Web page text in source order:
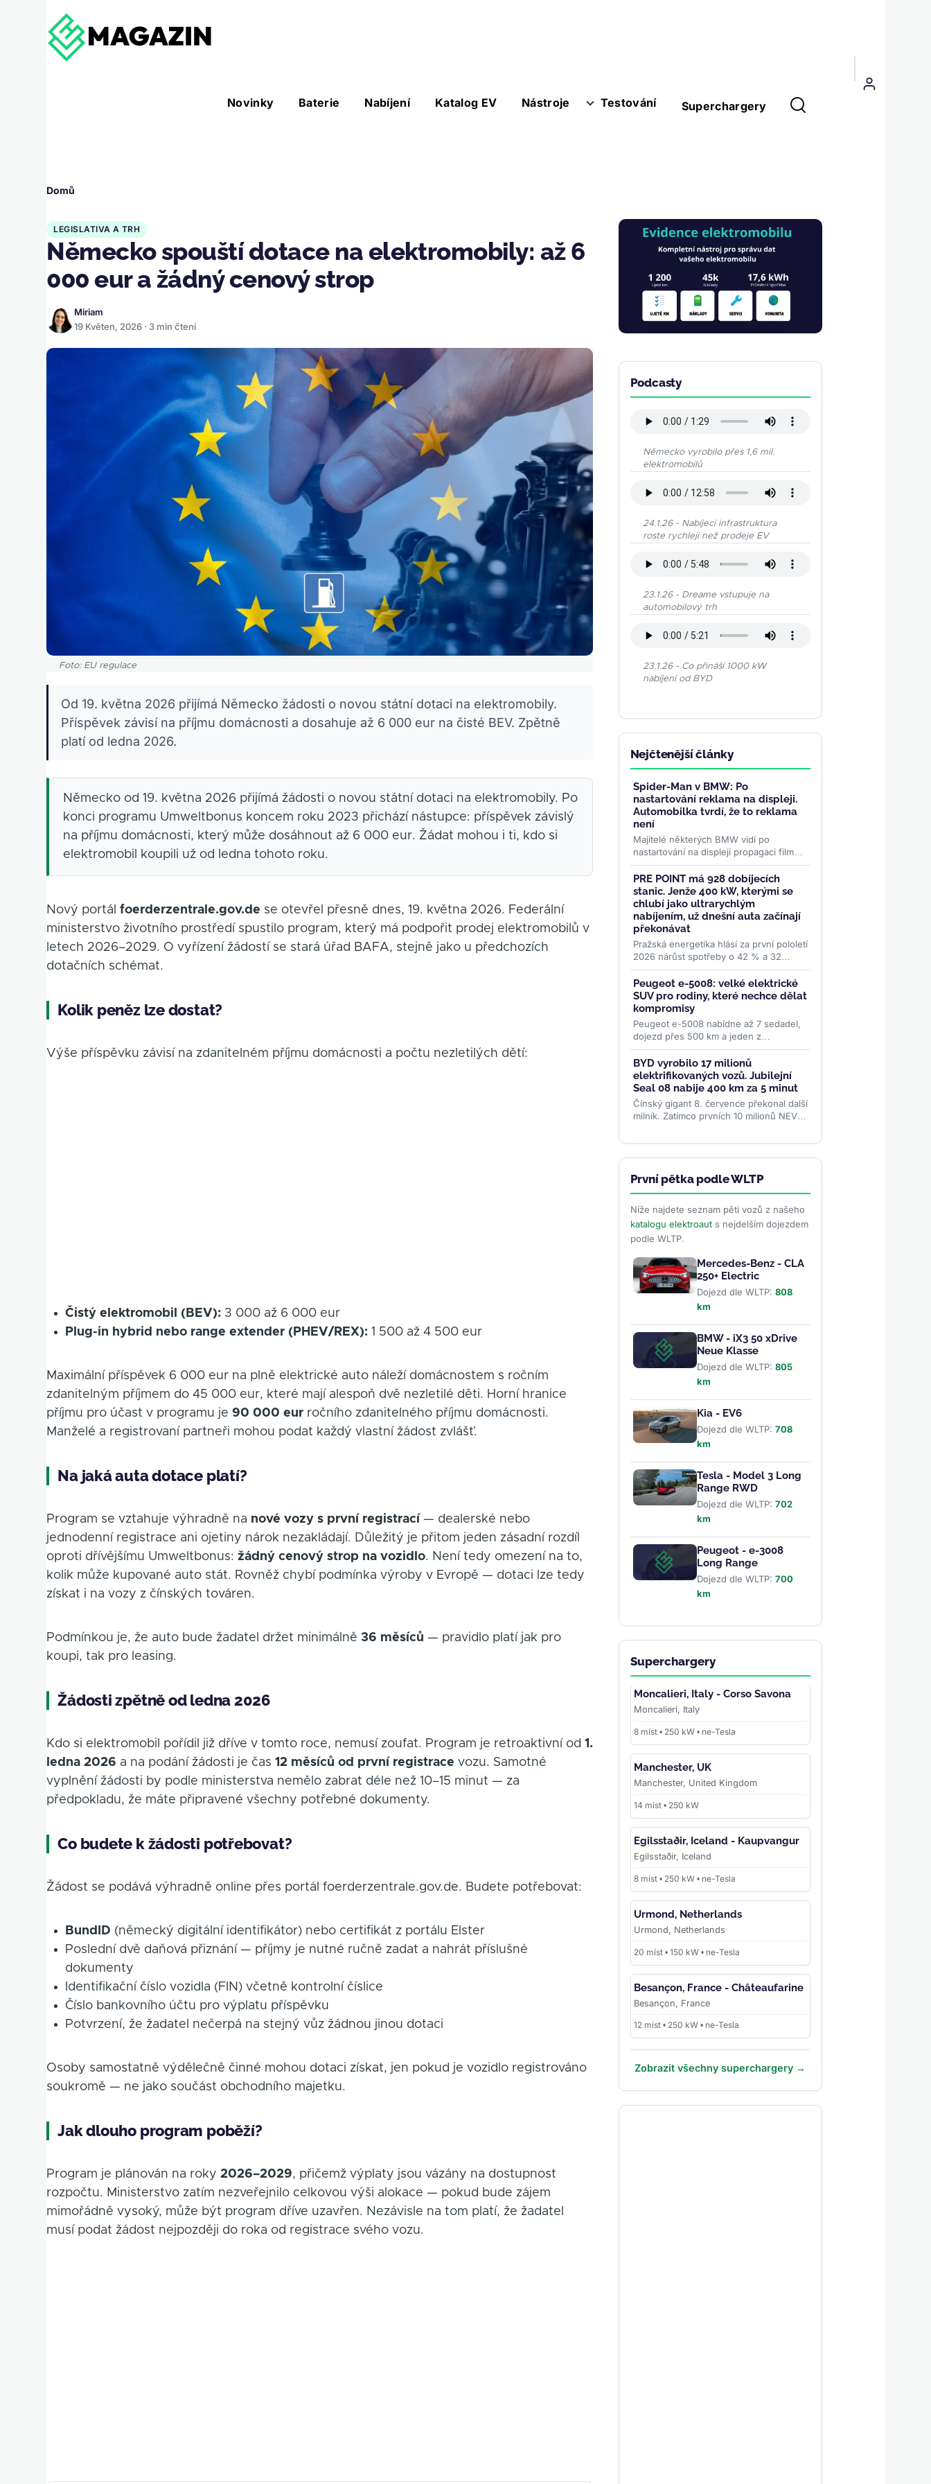
Hlavní
Novinky Baterie Nabíjení Katalog EV Nástroje
Nástroje sub-navigation Testování Superchargery
Menu
uživatelského
Drobečková
navigace
Domů
LEGISLATIVA A TRH
Německo spouští dotace na elektromobily: až 6
000 eur a žádný cenový strop
Miriam
19 Květen, 2026 · 3 min čtení
Foto: EU regulace
Od 19. května 2026 přijímá Německo žádosti o novou státní dotaci na elektromobily.
Příspěvek závisí na příjmu domácnosti a dosahuje až 6 000 eur na čisté BEV. Zpětně
platí od ledna 2026.
Německo od 19. května 2026 přijímá žádosti o novou státní dotaci na elektromobily. Po
konci programu Umweltbonus koncem roku 2023 přichází nástupce: příspěvek závislý
na příjmu domácnosti, který může dosáhnout až 6 000 eur. Žádat mohou i ti, kdo si
elektromobil koupili už od ledna tohoto roku.
Nový portálfoerderzentrale.gov.de se otevřel přesně dnes, 19. května 2026. Federální
ministerstvo životního prostředí spustilo program, který má podpořit prodej elektromobilů v
letech 2026–2029. O vyřízení žádostí se stará úřad BAFA, stejně jako u předchozích
dotačních schémat.
Kolik peněz lze dostat?
Výše příspěvku závisí na zdanitelném příjmu domácnosti a počtu nezletilých dětí:
Čistý elektromobil (BEV): 3 000 až 6 000 eur
Plug-in hybrid nebo range extender (PHEV/REX): 1 500 až 4 500 eur
Maximální příspěvek 6 000 eur na plně elektrické auto náleží domácnostem s ročním
zdanitelným příjmem do 45 000 eur, které mají alespoň dvě nezletilé děti. Horní hranice
příjmu pro účast v programu je90 000 eur ročního zdanitelného příjmu domácnosti.
Manželé a registrovaní partneři mohou podat každý vlastní žádost zvlášť.
Na jaká auta dotace platí?
Program se vztahuje výhradně na nové vozy s první registrací — dealerské nebo
jednodenní registrace ani ojetiny nárok nezakládají. Důležitý je přitom jeden zásadní rozdíl
oproti dřívějšímu Umweltbonus:žádný cenový strop na vozidlo. Není tedy omezení na to,
kolik může kupované auto stát. Rovněž chybí podmínka výroby v Evropě — dotaci lze tedy
získat i na vozy z čínských továren.
Podmínkou je, že auto bude žadatel držet minimálně36 měsíců — pravidlo platí jak pro
koupi, tak pro leasing.
Žádosti zpětně od ledna 2026
Kdo si elektromobil pořídil již dříve v tomto roce, nemusí zoufat. Program je retroaktivní od1.
ledna 2026 a na podání žádosti je čas12 měsíců od první registrace vozu. Samotné
vyplnění žádosti by podle ministerstva nemělo zabrat déle než 10–15 minut — za
předpokladu, že máte připravené všechny potřebné dokumenty.
Co budete k žádosti potřebovat?
Žádost se podává výhradně online přes portál foerderzentrale.gov.de. Budete potřebovat:
BundID (německý digitální identifikátor) nebo certifikát z portálu Elster
Poslední dvě daňová přiznání — příjmy je nutné ručně zadat a nahrát příslušné
dokumenty
Identifikační číslo vozidla (FIN) včetně kontrolní číslice
Číslo bankovního účtu pro výplatu příspěvku
Potvrzení, že žadatel nečerpá na stejný vůz žádnou jinou dotaci
Osoby samostatně výdělečně činné mohou dotaci získat, jen pokud je vozidlo registrováno
soukromě — ne jako součást obchodního majetku.
Jak dlouho program poběží?
Program je plánován na roky2026–2029, přičemž výplaty jsou vázány na dostupnost
rozpočtu. Ministerstvo zatím nezveřejnilo celkovou výši alokace — pokud bude zájem
mimořádně vysoký, může být program dříve uzavřen. Nezávisle na tom platí, že žadatel
musí podat žádost nejpozději do roka od registrace svého vozu.
Obrázek
Podcasty
Německo vyrobilo přes 1,6 mil.
elektromobilů
24.1.26 - Nabíjecí infrastruktura
roste rychleji než prodeje EV
23.1.26 - Dreame vstupuje na
automobilový trh
23.1.26 - Co přináší 1000 kW
nabíjení od BYD
Nejčtenější články
Spider-Man v BMW: Po
nastartování reklama na displeji.
Automobilka tvrdí, že to reklama
není
Majitelé některých BMW vidí po
nastartování na displeji propagaci filmu
Spider-Man. Automobilka to za reklamu
nepovažuje, řidiči ale mluví...>>
PRE POINT má 928 dobíjecích
stanic. Jenže 400 kW, kterými se
chlubí jako ultrarychlým
nabíjením, už dnešní auta začínají
překonávat
Pražská energetika hlásí za první pololetí
2026 nárůst spotřeby o 42 % a 32
nových stanic. Síť PRE POINT má už 928
stanic a 1 468...>>
Peugeot e-5008: velké elektrické
SUV pro rodiny, které nechce dělat
kompromisy
Peugeot e-5008 nabídne až 7 sedadel,
dojezd přes 500 km a jeden z
nejkrásnějších interiérů v segmentu. V
Česku ho pořídíte od 1,2...>>
BYD vyrobilo 17 milionů
elektrifikovaných vozů. Jubilejní
Seal 08 nabije 400 km za 5 minut
Čínský gigant 8. července překonal další
milník. Zatímco prvních 10 milionů NEV
necelých...>>
První pětka podle WLTP
Níže najdete seznam pěti vozů z našeho
katalogu elektroauts nejdelším dojezdem
podle WLTP.
Mercedes-Benz - CLA
250+ Electric
Dojezd dle WLTP: 808
km
BMW - iX3 50 xDrive
Neue Klasse
Dojezd dle WLTP: 805
km
Kia - EV6
Dojezd dle WLTP: 708
km
Tesla - Model 3 Long
Range RWD
Dojezd dle WLTP: 702
km
Peugeot - e-3008
Long Range
Dojezd dle WLTP: 700
km
Superchargery
Moncalieri, Italy - Corso Savona
Moncalieri, Italy
8 míst • 250 kW • ne-Tesla
Manchester, UK
Manchester, United Kingdom
14 míst • 250 kW
Egilsstaðir, Iceland - Kaupvangur
Egilsstaðir, Iceland
8 míst • 250 kW • ne-Tesla
Urmond, Netherlands
Urmond, Netherlands
20 míst • 150 kW • ne-Tesla
Besançon, France - Châteaufarine
Besançon, France
12 míst • 250 kW • ne-Tesla
Zobrazit všechny superchargery →